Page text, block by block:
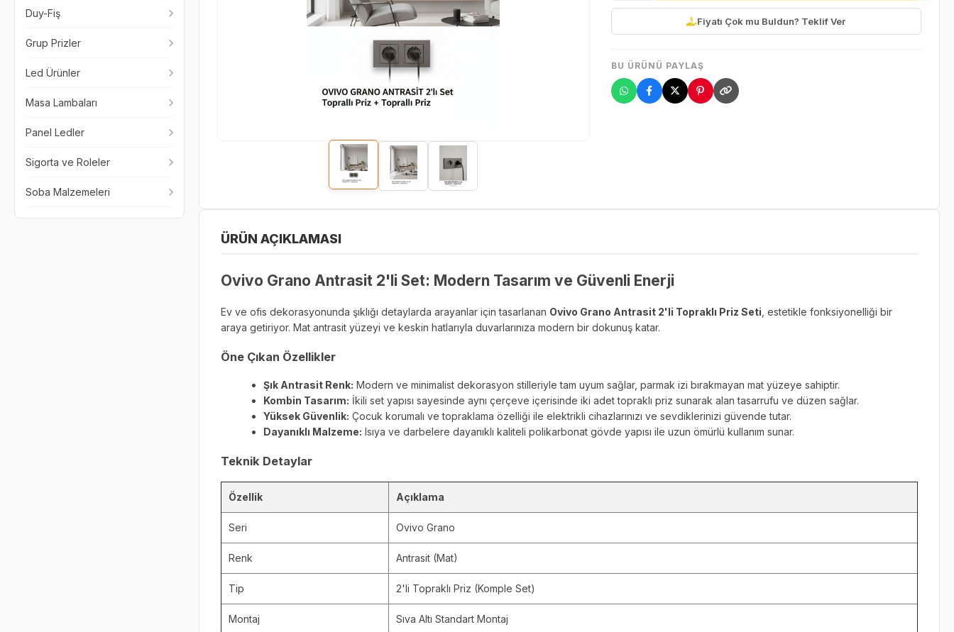
Duy-Fiş
Grup Prizler
Led Ürünler
Masa Lambaları
Panel Ledler
Sigorta ve Roleler
Soba Malzemeleri
Fiyatı Çok mu Buldun? Teklif Ver
BU ÜRÜNÜ PAYLAŞ
ÜRÜN AÇIKLAMASI
Ovivo Grano Antrasit 2'li Set: Modern Tasarım ve Güvenli Enerji
Ev ve ofis dekorasyonunda şıklığı detaylarda arayanlar için tasarlanan Ovivo Grano Antrasit 2'li Topraklı Priz Seti, estetikle fonksiyonelliği bir
araya getiriyor. Mat antrasit yüzeyi ve keskin hatlarıyla duvarlarınıza modern bir dokunuş katar.
Öne Çıkan Özellikler
Şık Antrasit Renk: Modern ve minimalist dekorasyon stilleriyle tam uyum sağlar, parmak izi bırakmayan mat yüzeye sahiptir.
Kombin Tasarım: İkili set yapısı sayesinde aynı çerçeve içerisinde iki adet topraklı priz sunarak alan tasarrufu ve düzen sağlar.
Yüksek Güvenlik: Çocuk korumalı ve topraklama özelliği ile elektrikli cihazlarınızı ve sevdiklerinizi güvende tutar.
Dayanıklı Malzeme: Isıya ve darbelere dayanıklı kaliteli polikarbonat gövde yapısı ile uzun ömürlü kullanım sunar.
Teknik Detaylar
Özellik Açıklama
Seri Ovivo Grano
Renk Antrasit (Mat)
Tip 2'li Topraklı Priz (Komple Set)
Montaj
Sıva Altı Standart Montaj